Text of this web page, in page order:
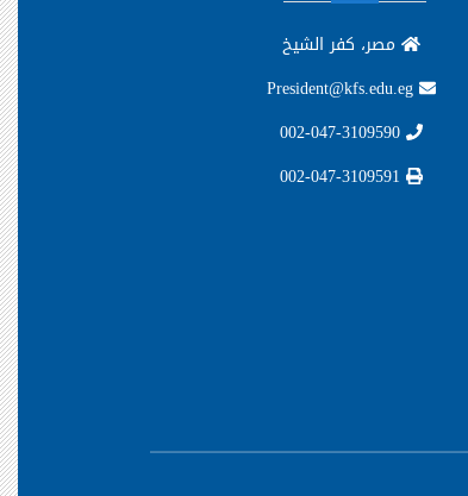
مصر، كفر الشيخ